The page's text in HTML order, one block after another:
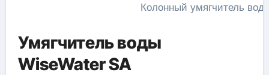
Колонный умягчитель
Умягчитель воды
WiseWater SA